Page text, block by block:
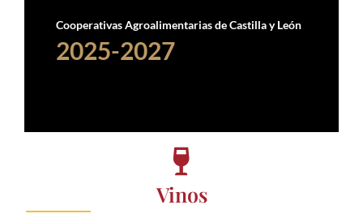
Cooperativas Agroalimentarias de Castilla y León
2025-2027

Vinos